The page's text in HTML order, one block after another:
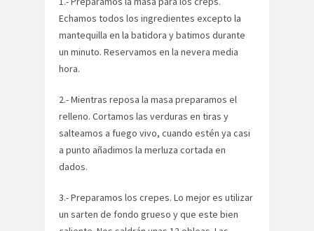
Echamos todos los ingredientes excepto la
mantequilla en la batidora y batimos durante
un minuto. Reservamos en la nevera media
hora.
2.- Mientras reposa la masa preparamos el
relleno. Cortamos las verduras en tiras y
salteamos a fuego vivo, cuando estén ya casi
a punto añadimos la merluza cortada en
dados.
3.- Preparamos los crepes. Lo mejor es utilizar
un sarten de fondo grueso y que este bien